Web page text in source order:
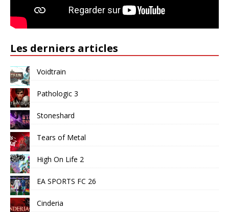
Les derniers articles
Voidtrain
Pathologic 3
Stoneshard
Tears of Metal
High On Life 2
EA SPORTS FC 26
Cinderia